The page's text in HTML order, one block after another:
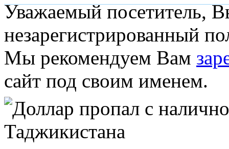
Уважаемый посетитель,
незарегистрированный
Мы рекомендуем Вам
сайт под своим именем.